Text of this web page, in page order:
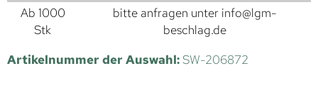
Ab 1000
Stk
bitte anfragen unter info@lgm-
beschlag.de
Artikelnummer der Auswahl:SW-206872